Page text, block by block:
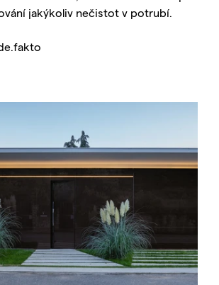
jakýkoliv nečistot v potrubí.